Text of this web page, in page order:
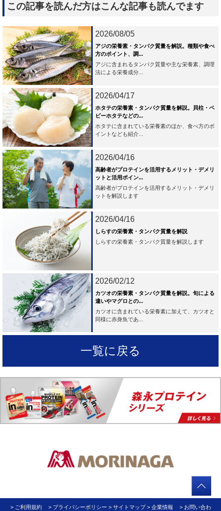
この記事を読んだ方はこんな記事も読んでます
2026/08/05
アジの栄養素・タンパク質量を解説。種類や食べ
方のポイント、調...
アジに含まれるタンパク質量や主な栄養素、調理
法による栄養成分...
2026/04/17
ホタテの栄養素・タンパク質量を解説。貝柱・ベ
ビーホタテなどの...
ホタテに含まれている栄養素のほか、食べ方のポ
イントなども紹介...
2026/04/16
高齢者がプロテインを活用するメリット・デメリ
ットと活用ポイン...
高齢者がプロテインを活用するメリット・デメリ
ットを解説します
2026/04/16
しらすの栄養素・タンパク質量を解説
しらすの栄養素・タンパク質量を解説します
2026/02/12
カツオの栄養素・タンパク質量を解説。旬による
違いやマグロとの...
カツオに含まれている栄養素に加えて、カツオと
同様に赤身魚であ...
一覧に戻る
> ご利用規約 > プライバシーポリシー > サイトマップ > 企業情報 > お問い合わ